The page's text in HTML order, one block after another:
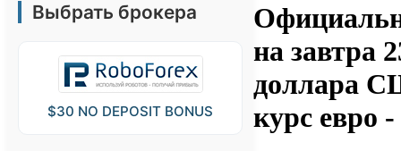
Выбрать брокера
$30 NO DEPOSIT BONUS
на завтра
доллара
курс евро